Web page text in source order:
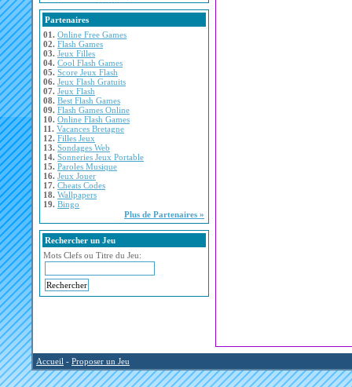
Partenaires
01. Online Free Games
02. Flash Games
03. Jeux Filles
04. Cool Flash Games
05. Score Jeux Flash
06. Jeux Flash Gratuits
07. Jeux Flash
08. Best Flash Games
09. Flash Games Online
10. Online Flash Games
11. Vacances Bretagne
12. Filles Jeux
13. Sondages Web
14. Sonneries Jeux Portable
15. Paroles Musique
16. Jeux Jouer
17. Cheats Codes
18. Wallpapers
19. Bingo
Plus de Partenaires »
Rechercher un Jeu
Mots Clefs ou Titre du Jeu:
Accueil - Proposer un Jeu